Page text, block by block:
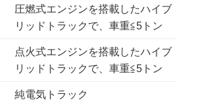
圧燃式エンジンを搭載したハイブ
リッドトラックで、車重≦5トン
点火式エンジンを搭載したハイブ
リッドトラックで、車重≦5トン
純電気トラック